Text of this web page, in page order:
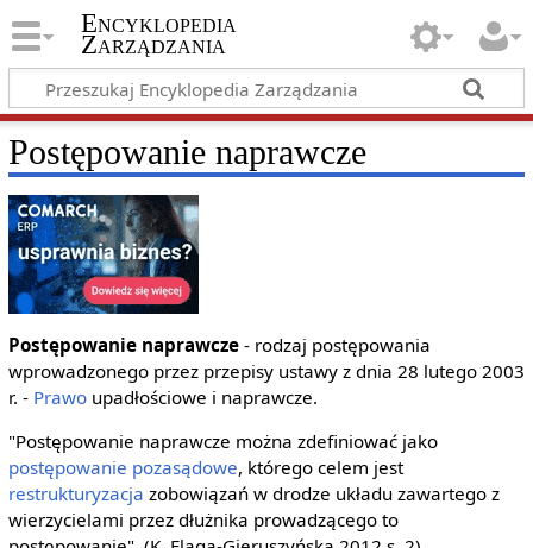
Encyklopedia
Zarządzania
Postępowanie naprawcze
Postępowanie naprawcze- rodzaj postępowania
wprowadzonego przez przepisy ustawy z dnia 28 lutego 2003
r. - Prawoupadłościowe i naprawcze.
"Postępowanie naprawcze można zdefiniować jako
postępowanie pozasądowe, którego celem jest
restrukturyzacja zobowiązań w drodze układu zawartego z
wierzycielami przez dłużnika prowadzącego to